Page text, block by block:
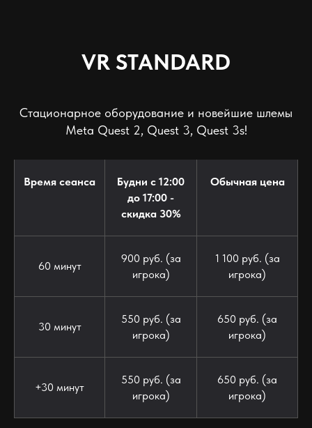
VR STANDARD
Стационарное оборудование и новейшие шлемы
Meta Quest 2, Quest 3, Quest 3s!
Время сеанса
Будни с 12:00
до 17:00 -
скидка 30%
Обычная цена
60 минут
900 руб. (за
игрока)
1 100 руб. (за
игрока)
30 минут
550 руб. (за
игрока)
650 руб. (за
игрока)
+30 минут
550 руб. (за
игрока)
650 руб. (за
игрока)